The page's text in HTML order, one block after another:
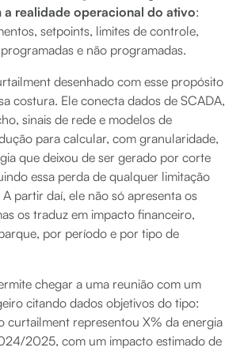
realidade operacional do ativo:
setpoints, limites de controle,
e não programadas.
desenhado com esse propósito
costura. Ele conecta dados de SCADA,
sinais de rede e modelos de
para calcular, com granularidade,
que deixou de ser gerado por corte
essa perda de qualquer limitação
partir daí, ele não só apresenta os
os traduz em impacto financeiro,
por período e por tipo de
chegar a uma reunião com um
citando dados objetivos do tipo:
curtailment representou X% da energia
2025, com um impacto estimado de